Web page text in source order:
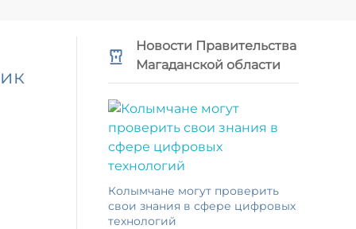
Новости Правительства
Магаданской области
Колымчане могут проверить
свои знания в сфере цифровых
технологий